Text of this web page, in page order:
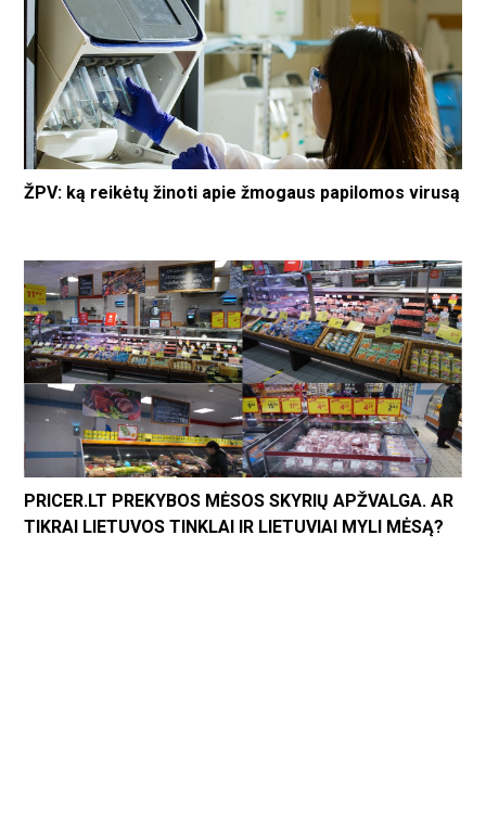
ŽPV: ką reikėtų žinoti apie žmogaus papilomos virusą
PRICER.LT PREKYBOS MĖSOS SKYRIŲ APŽVALGA. AR
TIKRAI LIETUVOS TINKLAI IR LIETUVIAI MYLI MĖSĄ?